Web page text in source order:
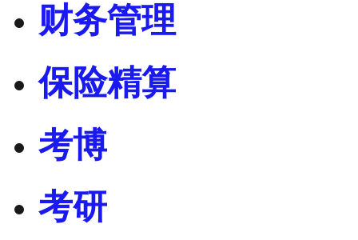
财务管理
保险精算
考博
考研